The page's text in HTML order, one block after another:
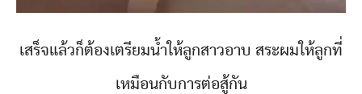
เสร็จแล้วก็ต้องเตรียมน้ำให้ลูกสาวอาบ สระผมให้ลูกที่
เหมือนกับการต่อสู้กัน